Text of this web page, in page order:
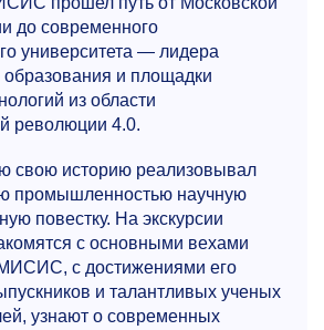
до современного
университета — лидера
образования и площадки
из области
революции 4.0.
свою историю реализовывал
промышленностью научную
повестку. На экскурсии
с основными вехами
с достижениями его
и талантливых ученых
узнают о современных